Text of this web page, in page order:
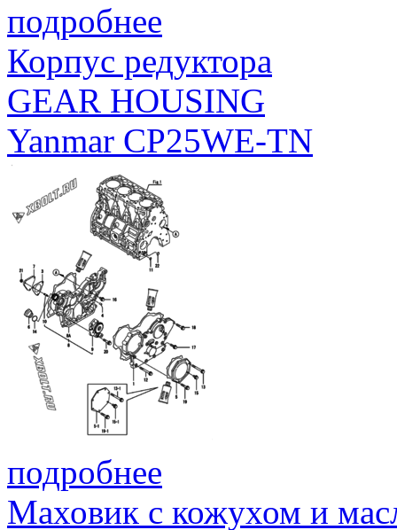
подробнее
Корпус редуктора
GEAR HOUSING
Yanmar CP25WE-TN
подробнее
Маховик с кожухом и